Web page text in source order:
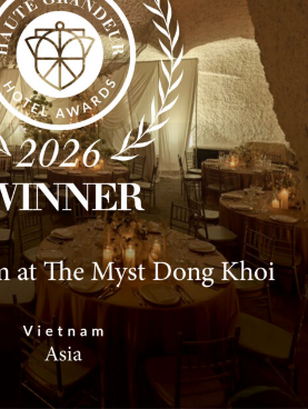
Nghiệp